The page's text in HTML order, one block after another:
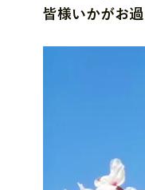
皆様いかがお過